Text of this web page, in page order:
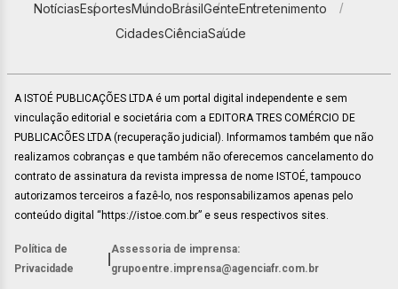
NotíciasEsportesMundoBrasilGenteEntretenimento
CidadesCiênciaSaúde
A ISTOÉ PUBLICAÇÕES LTDA é um portal digital independente e sem
vinculação editorial e societária com a EDITORA TRES COMÉRCIO DE
PUBLICACÕES LTDA (recuperação judicial). Informamos também que não
realizamos cobranças e que também não oferecemos cancelamento do
contrato de assinatura da revista impressa de nome ISTOÉ, tampouco
autorizamos terceiros a fazê-lo, nos responsabilizamos apenas pelo
conteúdo digital “https://istoe.com.br” e seus respectivos sites.
Política de
Privacidade
Assessoria de imprensa:
grupoentre.imprensa@agenciafr.com.br